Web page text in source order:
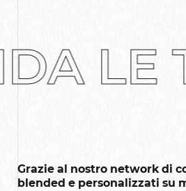
LE
Grazie al nostro network di
blended e personalizzati su